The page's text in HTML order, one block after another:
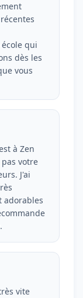
qui
dès les
vous
à Zen
votre
J'ai
adorables
vite